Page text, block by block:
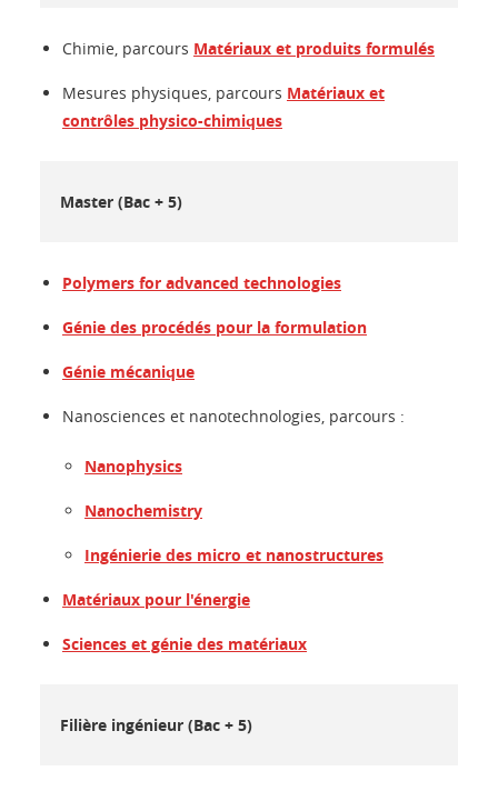
Chimie, parcours Matériaux et produits formulés
Mesures physiques, parcours Matériaux et
contrôles physico-chimiques
Master (Bac + 5)
Polymers for advanced technologies
Génie des procédés pour la formulation
Génie mécanique
Nanosciences et nanotechnologies, parcours :
Nanophysics
Nanochemistry
Ingénierie des micro et nanostructures
Matériaux pour l'énergie
Sciences et génie des matériaux
Filière ingénieur (Bac + 5)